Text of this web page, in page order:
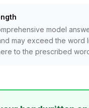
model
may exceed the word
to the prescribed